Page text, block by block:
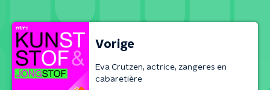
Vorige
Eva Crutzen, actrice, zangeres en
cabaretière